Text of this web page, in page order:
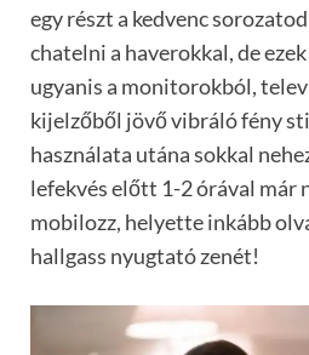
egy részt a kedvenc
chatelni a haverokkal, de
ugyanis a monitorokból,
kijelzőből jövő vibráló fény
használata utána sokkal
lefekvés előtt 1-2 órával már
mobilozz, helyette inkább
hallgass nyugtató zenét!